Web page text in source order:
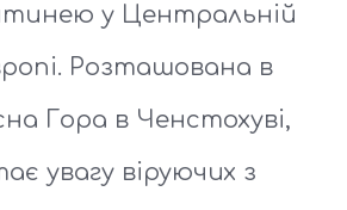
у Центральній
Розташована в
Гора в Ченстохуві,
увагу віруючих з